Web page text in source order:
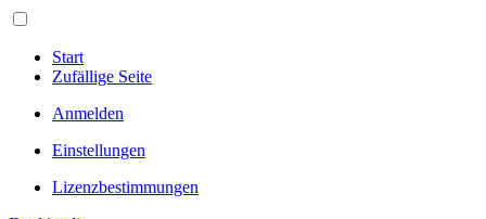
Start
Zufällige Seite
Anmelden
Einstellungen
Lizenzbestimmungen